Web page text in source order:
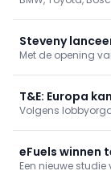
vandaag al
Steveny
Met de opening
T&E: Europa
Volgens
behouden blijft.
eFuels winnen
Een nieuwe